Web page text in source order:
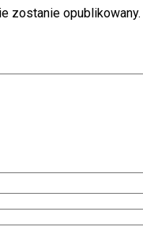
zostanie opublikowany.